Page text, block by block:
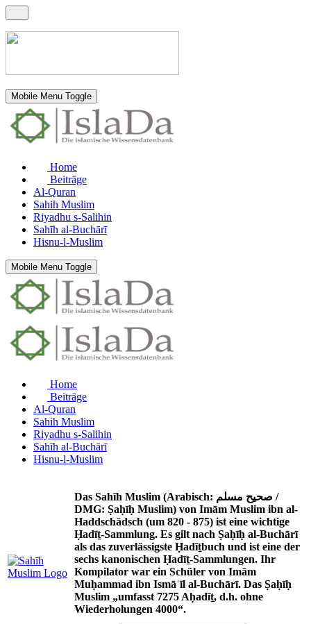
Mobile Menu Toggle
Home
Beiträge
Al-Quran
Sahih Muslim
Riyadhu s-Salihin
Sahīh al-Buchārī
Hisnu-l-Muslim
Mobile Menu Toggle
Home
Beiträge
Al-Quran
Sahih Muslim
Riyadhu s-Salihin
Sahīh al-Buchārī
Hisnu-l-Muslim
Das Sahīh Muslim (Arabisch: صحيح مسلم /
DMG: Ṣaḥīḥ Muslim) von Imām Muslim ibn al-
Haddschādsch (um 820 - 875) ist eine wichtige
Ḥadīṯ-Sammlung. Es gilt nach Ṣaḥīḥ al-Buchārī
als das zuverlässigste Ḥadīṯbuch und ist eine der
sechs kanonischen Ḥadīṯ-Sammlungen. Ihr
Kompilator war ein Schüler von Imām
Muḥammad ibn Ismāʿīl al-Buchārī. Das Ṣaḥīḥ
Muslim „umfasst 7275 Aḥadīṯ, d.h. ohne
Wiederholungen 4000“.